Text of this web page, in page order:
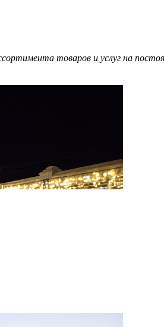
товаров и услуг на